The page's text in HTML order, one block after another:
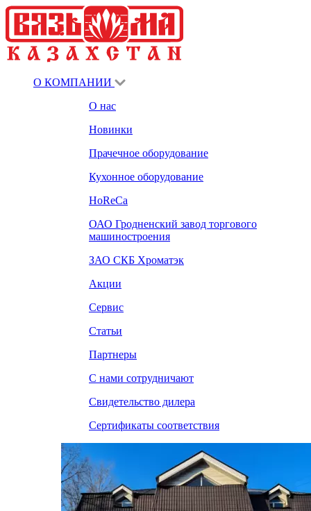
О КОМПАНИИ
О нас
Новинки
Прачечное оборудование
Кухонное оборудование
HoReCa
ОАО Гродненский завод торгового
машиностроения
ЗАО СКБ Хроматэк
Акции
Сервис
Статьи
Партнеры
С нами сотрудничают
Свидетельство дилера
Сертификаты соответствия